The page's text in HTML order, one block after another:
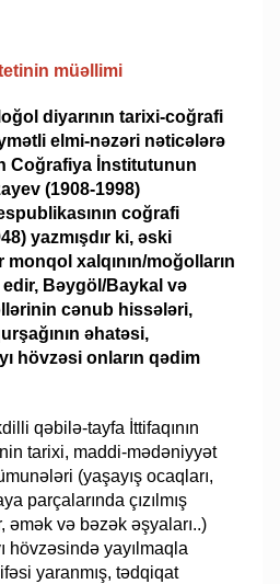
müəllimi
diyarının tarixi-coğrafi
elmi-nəzəri nəticələrə
Coğrafiya İnstitutunun
(1908-1998)
coğrafi
yazmışdır ki, əski
xalqının/moğolların
Bəygöl/Baykal və
cənub hissələri,
əhatəsi,
hövzəsi onların qədim
qəbilə-tayfa İttifaqının
tarixi, maddi-mədəniyyət
(yaşayış ocaqları,
parçalarında çızılmış
əmək və bəzək əşyaları..)
hövzəsində yayılmaqla
yaranmış, tədqiqat